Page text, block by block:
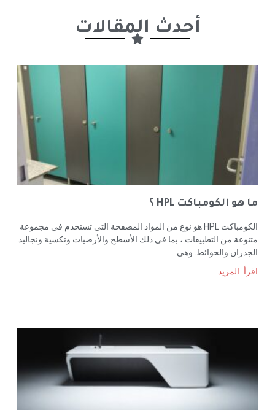
أحدث المقالات
ما هو الكومباكت HPL ؟
الكومباكت HPL هو نوع من المواد المصفحة التي تستخدم في مجموعة
متنوعة من التطبيقات ، بما في ذلك الأسطح والأرضيات وتكسية ونجاليد
الجدران والحوائط. وهي
اقرأ المزيد